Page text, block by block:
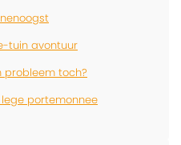
tuin avontuur
probleem toch?
portemonnee